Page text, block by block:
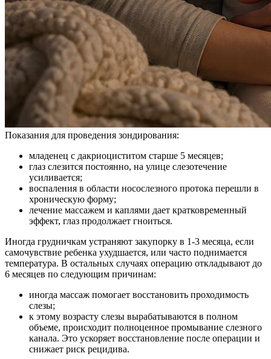
Показания для проведения зондирования:
младенец с дакриоциститом старше 5 месяцев;
глаз слезится постоянно, на улице слезотечение
усиливается;
воспаления в области носослезного протока перешли в
хроническую форму;
лечение массажем и каплями дает кратковременный
эффект, глаз продолжает гноиться.
Иногда грудничкам устраняют закупорку в 1-3 месяца, если
самочувствие ребенка ухудшается, или часто поднимается
температура. В остальных случаях операцию откладывают до
6 месяцев по следующим причинам:
иногда массаж помогает восстановить проходимость
слезы;
к этому возрасту слезы вырабатываются в полном
объеме, происходит полноценное промывание слезного
канала. Это ускоряет восстановление после операции и
снижает риск рецидива.